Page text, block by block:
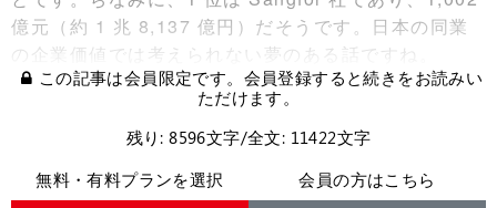
億元（約 1 兆 8,137 億円）だそうです。日本の同業
の企業価値では考えられない夢のある話ですね。
この記事は会員限定です。会員登録すると続きをお読みい
ただけます。
残り: 8596文字/全文: 11422文字
無料・有料プランを選択
会員の方はこちら